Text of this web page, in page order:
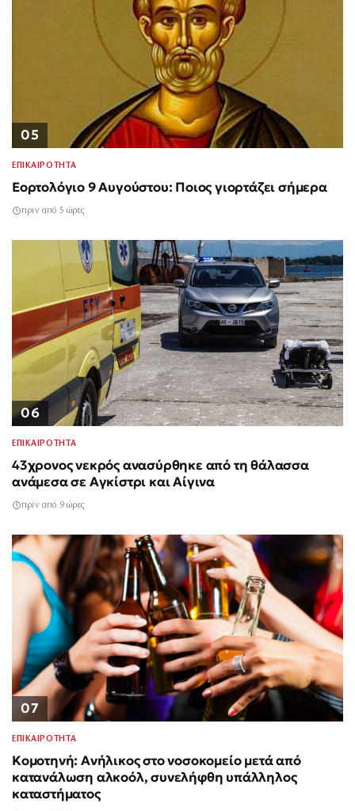
05
ΕΠΙΚΑΙΡΟΤΗΤΑ
Εορτολόγιο 9 Αυγούστου: Ποιος γιορτάζει σήμερα
πριν από 5 ώρες
06
ΕΠΙΚΑΙΡΟΤΗΤΑ
43χρονος νεκρός ανασύρθηκε από τη θάλασσα
ανάμεσα σε Αγκίστρι και Αίγινα
πριν από 9 ώρες
07
ΕΠΙΚΑΙΡΟΤΗΤΑ
Κομοτηνή: Ανήλικος στο νοσοκομείο μετά από
κατανάλωση αλκοόλ, συνελήφθη υπάλληλος
καταστήματος